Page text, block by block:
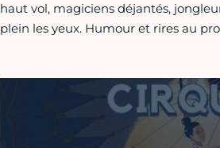
haut vol, magiciens déjantés,
plein les yeux. Humour et rires au